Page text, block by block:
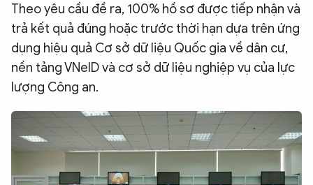
Theo yêu cầu đề ra, 100% hồ sơ được tiếp nhận và
trả kết quả đúng hoặc trước thời hạn dựa trên ứng
dụng hiệu quả Cơ sở dữ liệu Quốc gia về dân cư,
nền tảng VNeID và cơ sở dữ liệu nghiệp vụ của lực
lượng Công an.